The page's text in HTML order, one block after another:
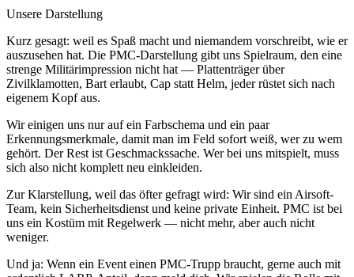
Unsere Darstellung
Kurz gesagt: weil es Spaß macht und niemandem vorschreibt, wie er
auszusehen hat. Die PMC-Darstellung gibt uns Spielraum, den eine
strenge Militärimpression nicht hat — Plattenträger über
Zivilklamotten, Bart erlaubt, Cap statt Helm, jeder rüstet sich nach
eigenem Kopf aus.
Wir einigen uns nur auf ein Farbschema und ein paar
Erkennungsmerkmale, damit man im Feld sofort weiß, wer zu wem
gehört. Der Rest ist Geschmackssache. Wer bei uns mitspielt, muss
sich also nicht komplett neu einkleiden.
Zur Klarstellung, weil das öfter gefragt wird: Wir sind ein Airsoft-
Team, kein Sicherheitsdienst und keine private Einheit. PMC ist bei
uns ein Kostüm mit Regelwerk — nicht mehr, aber auch nicht
weniger.
Und ja: Wenn ein Event einen PMC-Trupp braucht, gerne auch mit